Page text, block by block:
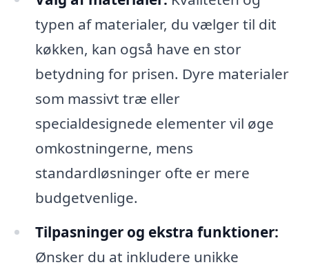
typen af materialer, du vælger til dit
køkken, kan også have en stor
betydning for prisen. Dyre materialer
som massivt træ eller
specialdesignede elementer vil øge
omkostningerne, mens
standardløsninger ofte er mere
budgetvenlige.
Tilpasninger og ekstra funktioner:
Ønsker du at inkludere unikke